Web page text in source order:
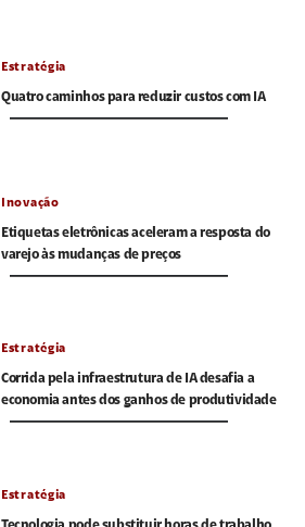
Estratégia
Quatro caminhos para reduzir custos com IA
Inovação
Etiquetas eletrônicas aceleram a resposta do
varejo às mudanças de preços
Estratégia
Corrida pela infraestrutura de IA desafia a
economia antes dos ganhos de produtividade
Estratégia